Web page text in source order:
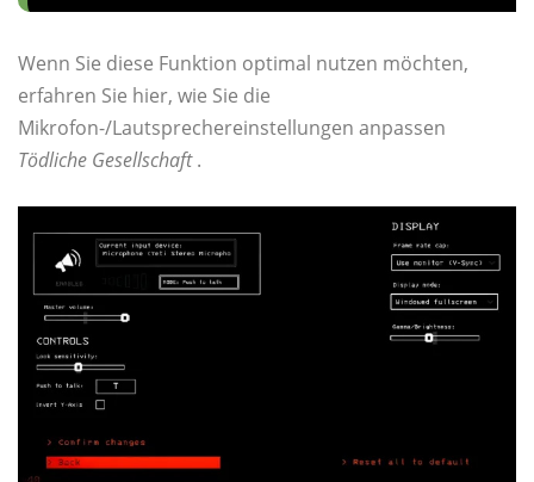
Wenn Sie diese Funktion optimal nutzen möchten,
erfahren Sie hier, wie Sie die
Mikrofon-/Lautsprechereinstellungen anpassen
Tödliche Gesellschaft.